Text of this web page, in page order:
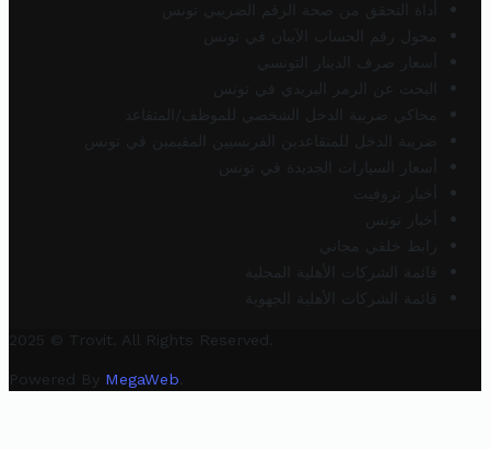
أداة التحقق من صحة الرقم الضريبي تونس
محول رقم الحساب الآيبان في تونس
أسعار صرف الدينار التونسي
البحث عن الرمز البريدي في تونس
محاكي ضريبة الدخل الشخصي للموظف/المتقاعد
ضريبة الدخل للمتقاعدين الفرنسيين المقيمين في تونس
أسعار السيارات الجديدة في تونس
أخبار تروفيت
أخبار تونس
رابط خلفي مجاني
قائمة الشركات الأهلية المحلية
قائمة الشركات الأهلية الجهوية
2025 © Trovit. All Rights Reserved.
Powered By MegaWeb